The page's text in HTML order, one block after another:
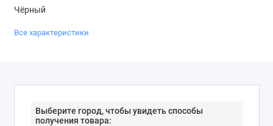
Чёрный
Все характеристики
Выберите город, чтобы увидеть способы
получения товара: